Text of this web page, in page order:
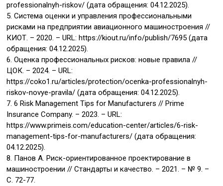
professionalnyh-riskov/ (дата обращения: 04.12.2025).
5. Система оценки и управления профессиональными
рисками на предприятии авиационного машиностроения //
КИОТ. – 2020. – URL: https://kiout.ru/info/publish/7695 (дата
обращения: 04.12.2025).
6. Оценка профессиональных рисков: новые правила //
ЦОК. – 2024. – URL:
https://coko1.ru/articles/protection/ocenka-professionalnyh-
riskov-novye-pravila/ (дата обращения: 04.12.2025).
7. 6 Risk Management Tips for Manufacturers // Prime
Insurance Company. – 2023. – URL:
https://www.primeis.com/education-center/articles/6-risk-
management-tips-for-manufacturers/ (дата обращения:
04.12.2025).
8. Панов А. Риск-ориентированное проектирование в
машиностроении // Стандарты и качество. – 2021. – № 9. –
С. 72-77.